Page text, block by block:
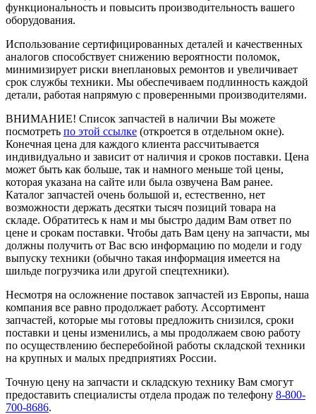
функциональность и повысить производительность вашего
оборудования.
Использование сертифицированных деталей и качественных
аналогов способствует снижению вероятности поломок,
минимизирует риски внеплановых ремонтов и увеличивает
срок службы техники. Мы обеспечиваем подлинность каждой
детали, работая напрямую с проверенными производителями.
ВНИМАНИЕ! Список запчастей в наличии Вы можете
посмотреть по этой ссылке (откроется в отдельном окне).
Конечная цена для каждого клиента рассчитывается
индивидуально и зависит от наличия и сроков поставки. Цена
может быть как больше, так и намного меньше той цены,
которая указана на сайте или была озвучена Вам ранее.
Каталог запчастей очень большой и, естественно, нет
возможности держать десятки тысяч позиций товара на
складе. Обратитесь к нам и мы быстро дадим Вам ответ по
цене и срокам поставки. Чтобы дать Вам цену на запчасти, мы
должны получить от Вас всю информацию по модели и году
выпуску техники (обычно такая информация имеется на
шильде погрузчика или другой спецтехники).
Несмотря на осложнение поставок запчастей из Европы, наша
компания все равно продолжает работу. Ассортимент
запчастей, которые мы готовы предложить снизился, сроки
поставки и цены изменились, а мы продолжаем свою работу
по осуществлению бесперебойной работы складской техники
на крупных и малых предприятиях России.
Точную цену на запчасти и складскую технику Вам смогут
предоставить специалисты отдела продаж по телефону 8-800-
700-8686.